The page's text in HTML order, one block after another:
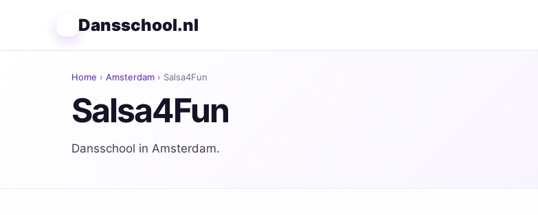
Dansschool.nl
Home › Amsterdam › Salsa4Fun
Salsa4Fun
Dansschool in Amsterdam.